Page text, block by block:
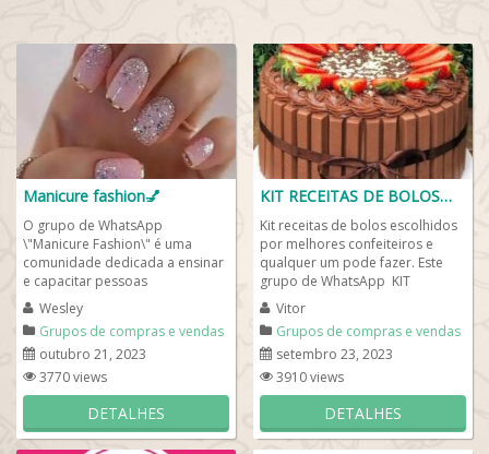
Manicure fashion💅
O grupo de WhatsApp
\"Manicure Fashion\" é uma
comunidade dedicada a ensinar
e capacitar pessoas
interessadas em se tornar
manicures profissionais e
prosperar...
Wesley
Grupos de compras e vendas
outubro 21, 2023
3770 views
DETALHES
KIT RECEITAS DE BOLOS😍🍰
Kit receitas de bolos escolhidos
por melhores confeiteiros e
qualquer um pode fazer. Este
grupo de WhatsApp KIT
RECEITAS DE BOLOS, então
participe do nosso...
Vitor
Grupos de compras e vendas
setembro 23, 2023
3910 views
DETALHES